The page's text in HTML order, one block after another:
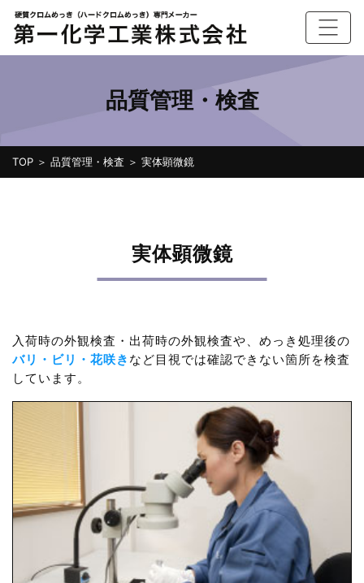
品質管理・検査
TOP ＞ 品質管理・検査 ＞ 実体顕微鏡
実体顕微鏡
入荷時の外観検査・出荷時の外観検査や、めっき処理後の
バリ・ビリ・花咲き など目視では確認できない箇所を検査
しています。